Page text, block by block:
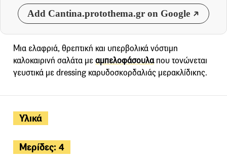
Add Cantina.protothema.gr on Google
Υλικά
Μερίδες: 4
Μια ελαφριά, θρεπτική και υπερβολικά νόστιμη
καλοκαιρινή σαλάτα μεαμπελοφάσουλαπου τονώνεται
γευστικά με dressing καρυδοσκορδαλιάς μερακλίδικης.